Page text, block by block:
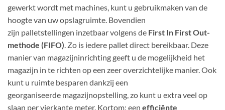
gewerkt wordt met machines, kunt u gebruikmaken van de
hoogte van uw opslagruimte. Bovendien
zijn palletstellingen inzetbaar volgens de First In First Out-
methode (FIFO). Zo is iedere pallet direct bereikbaar. Deze
manier van magazijninrichting geeft u de mogelijkheid het
magazijn in te richten op een zeer overzichtelijke manier. Ook
kunt u ruimte besparen dankzij een
georganiseerde magazijnopstelling, zo kunt u extra veel op
slaan per vierkante meter. Kortom: een efficiënte